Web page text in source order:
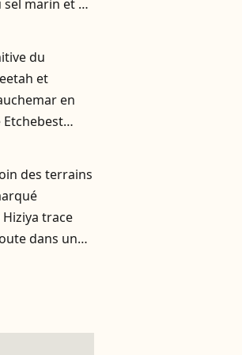
marin et un
du
et
en
des terrains
Hiziya trace
dans un